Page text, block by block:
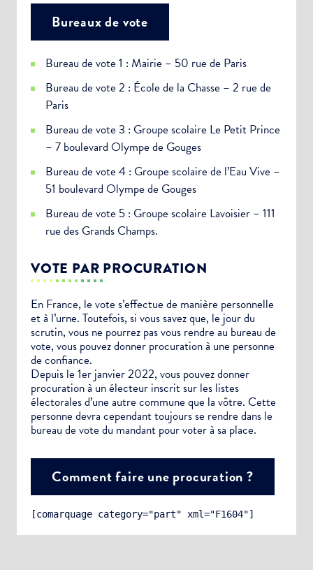
Bureaux de vote
Bureau de vote 1 : Mairie – 50 rue de Paris
Bureau de vote 2 : École de la Chasse – 2 rue de
Paris
Bureau de vote 3 : Groupe scolaire Le Petit Prince
– 7 boulevard Olympe de Gouges
Bureau de vote 4 : Groupe scolaire de l’Eau Vive –
51 boulevard Olympe de Gouges
Bureau de vote 5 : Groupe scolaire Lavoisier – 111
rue des Grands Champs.
VOTE PAR PROCURATION
En France, le vote s’effectue de manière personnelle
et à l’urne. Toutefois, si vous savez que, le jour du
scrutin, vous ne pourrez pas vous rendre au bureau de
vote, vous pouvez donner procuration à une personne
de confiance.
Depuis le 1er janvier 2022, vous pouvez donner
procuration à un électeur inscrit sur les listes
électorales d’une autre commune que la vôtre. Cette
personne devra cependant toujours se rendre dans le
bureau de vote du mandant pour voter à sa place.
Comment faire une procuration ?
[comarquage category="part" xml="F1604"]